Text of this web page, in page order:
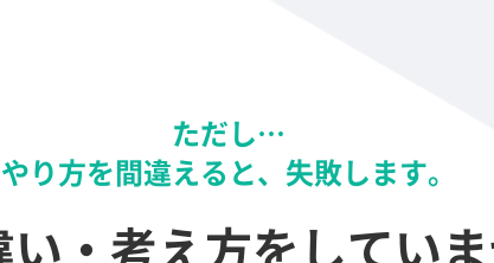
ただし…
やり方を間違えると、失敗します。
・考え方をしてい